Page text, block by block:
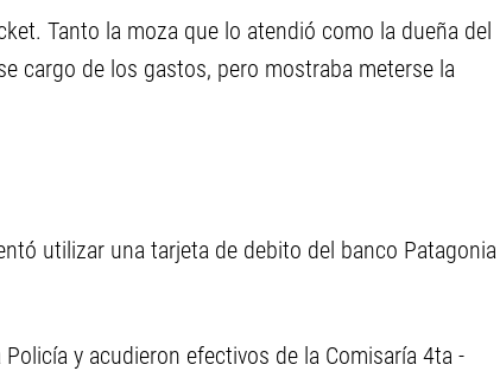
Tanto la moza que lo atendió como la dueña del
cargo de los gastos, pero mostraba meterse la
utilizar una tarjeta de debito del banco Patagonia
y acudieron efectivos de la Comisaría 4ta -